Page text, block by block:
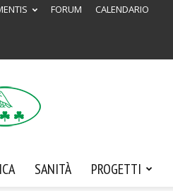
FORUM
CALENDARIO
SANITÀ PROGETTI